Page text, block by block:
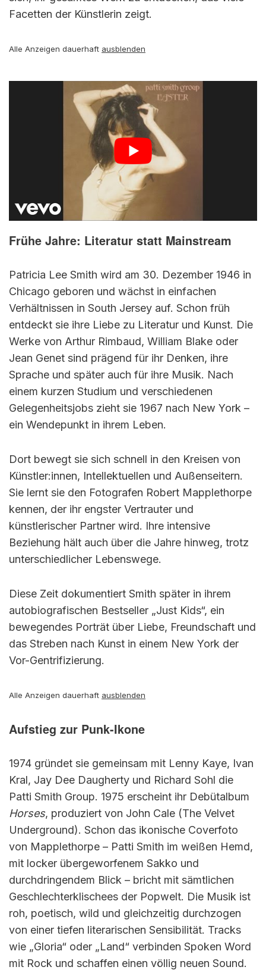
Facetten der Künstlerin zeigt.
Alle Anzeigen dauerhaft ausblenden
Frühe Jahre: Literatur statt Mainstream
Patricia Lee Smith wird am 30. Dezember 1946 in
Chicago geboren und wächst in einfachen
Verhältnissen in South Jersey auf. Schon früh
entdeckt sie ihre Liebe zu Literatur und Kunst. Die
Werke von Arthur Rimbaud, William Blake oder
Jean Genet sind prägend für ihr Denken, ihre
Sprache und später auch für ihre Musik. Nach
einem kurzen Studium und verschiedenen
Gelegenheitsjobs zieht sie 1967 nach New York –
ein Wendepunkt in ihrem Leben.
Dort bewegt sie sich schnell in den Kreisen von
Künstler:innen, Intellektuellen und Außenseitern.
Sie lernt sie den Fotografen Robert Mapplethorpe
kennen, der ihr engster Vertrauter und
künstlerischer Partner wird. Ihre intensive
Beziehung hält auch über die Jahre hinweg, trotz
unterschiedlicher Lebenswege.
Diese Zeit dokumentiert Smith später in ihrem
autobiografischen Bestseller „Just Kids“, ein
bewegendes Porträt über Liebe, Freundschaft und
das Streben nach Kunst in einem New York der
Vor-Gentrifizierung.
Alle Anzeigen dauerhaft ausblenden
Aufstieg zur Punk-Ikone
1974 gründet sie gemeinsam mit Lenny Kaye, Ivan
Kral, Jay Dee Daugherty und Richard Sohl die
Patti Smith Group. 1975 erscheint ihr Debütalbum
Horses, produziert von John Cale (The Velvet
Underground). Schon das ikonische Coverfoto
von Mapplethorpe – Patti Smith im weißen Hemd,
mit locker übergeworfenem Sakko und
durchdringendem Blick – bricht mit sämtlichen
Geschlechterklischees der Popwelt. Die Musik ist
roh, poetisch, wild und gleichzeitig durchzogen
von einer tiefen literarischen Sensibilität. Tracks
wie „Gloria“ oder „Land“ verbinden Spoken Word
mit Rock und schaffen einen völlig neuen Sound.